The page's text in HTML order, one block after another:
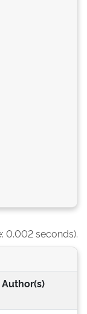
0.002 seconds).
Author(s)